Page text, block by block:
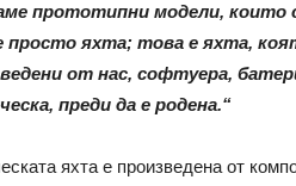
прототипни модели, които
просто яхта; това е яхта,
от нас, софтуера,
преди да е родена.“
яхта е произведена от